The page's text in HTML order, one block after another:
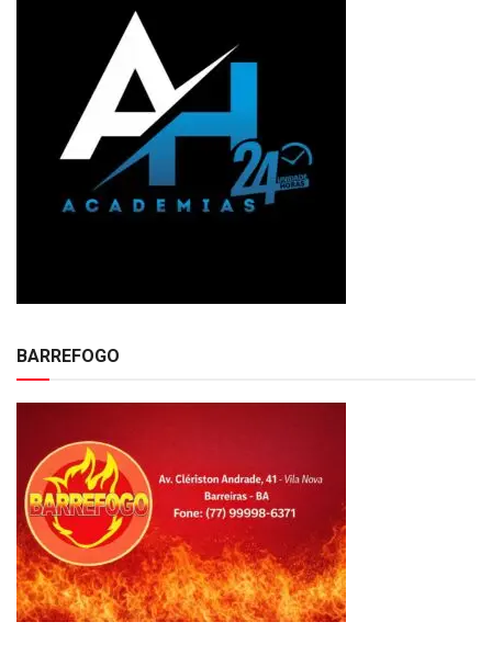
BARREFOGO